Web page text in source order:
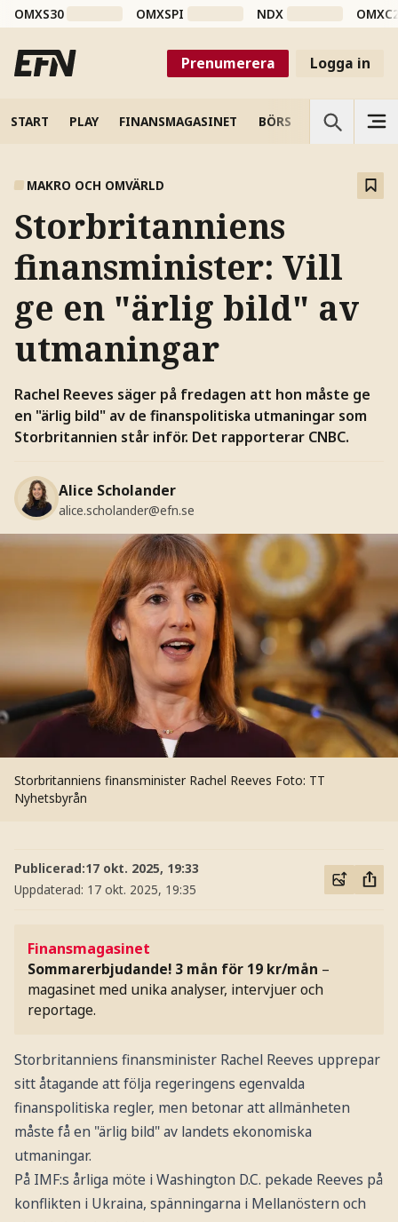
OMXS30 OMXSPI NDX
Prenumerera Logga in
START PLAY FINANSMAGASINET BÖRS VETENSKAP
MAKRO OCH OMVÄRLD
Storbritanniens
finansminister: Vill
ge en "ärlig bild" av
utmaningar
Rachel Reeves säger på fredagen att hon måste ge
en "ärlig bild" av de finanspolitiska utmaningar som
Storbritannien står inför. Det rapporterar CNBC.
Alice Scholander
alice.scholander@efn.se
Storbritanniens finansminister Rachel Reeves Foto: TT
Nyhetsbyrån
Publicerad:17 okt. 2025, 19:33
Uppdaterad: 17 okt. 2025, 19:35
Finansmagasinet
Sommarerbjudande! 3 mån för 19 kr/mån –
magasinet med unika analyser, intervjuer och
reportage.
Storbritanniens finansminister Rachel Reeves upprepar
sitt åtagande att följa regeringens egenvalda
finanspolitiska regler, men betonar att allmänheten
måste få en "ärlig bild" av landets ekonomiska
utmaningar.
På IMF:s årliga möte i Washington D.C. pekade Reeves på
konflikten i Ukraina, spänningarna i Mellanöstern och